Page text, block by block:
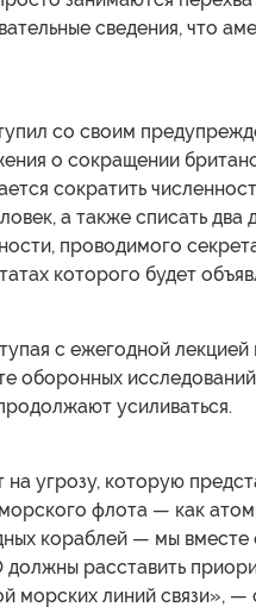
сведения, что
со своим
о сокращении
сократить
а также списать
проводимого
которого будет
с ежегодной
оборонных
усиливаться.
на угрозу, которую
флота — как
кораблей — мы
расставить
морских линий связи», —